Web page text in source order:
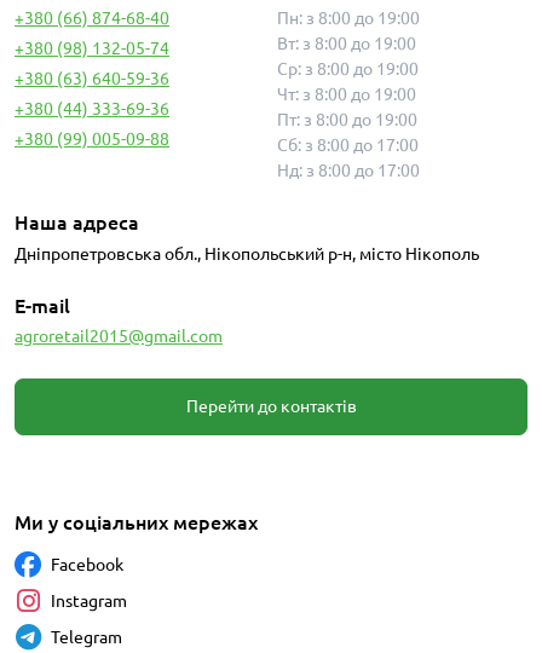
+380 (66) 874-68-40
+380 (98) 132-05-74
+380 (63) 640-59-36
+380 (44) 333-69-36
+380 (99) 005-09-88
Пн: з 8:00 до 19:00
Вт: з 8:00 до 19:00
Ср: з 8:00 до 19:00
Чт: з 8:00 до 19:00
Пт: з 8:00 до 19:00
Сб: з 8:00 до 17:00
Нд: з 8:00 до 17:00
Наша адреса
Дніпропетровська обл., Нікопольський р-н, місто Нікополь
E-mail
agroretail2015@gmail.com
Перейти до контактів
Ми у соціальних мережах
Facebook
Instagram
Telegram